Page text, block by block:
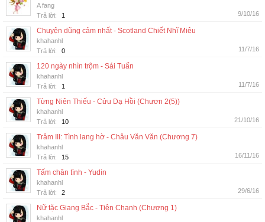
A fang
Trả lời:
1 9/10/16
Chuyện dũng cảm nhất - Scotland Chiết Nhĩ Miêu
khahanhl
Trả lời:
0 11/7/16
120 ngày nhìn trộm - Sái Tuấn
khahanhl
Trả lời:
1 11/7/16
Từng Niên Thiếu - Cửu Dạ Hồi (Chươn 2(5))
khahanhl
Trả lời:
10 21/10/16
Trâm III: Tình lang hờ - Châu Văn Văn (Chương 7)
khahanhl
Trả lời:
15 16/11/16
Tấm chân tình - Yudin
khahanhl
Trả lời:
2 29/6/16
Nữ tặc Giang Bắc - Tiên Chanh (Chương 1)
khahanhl